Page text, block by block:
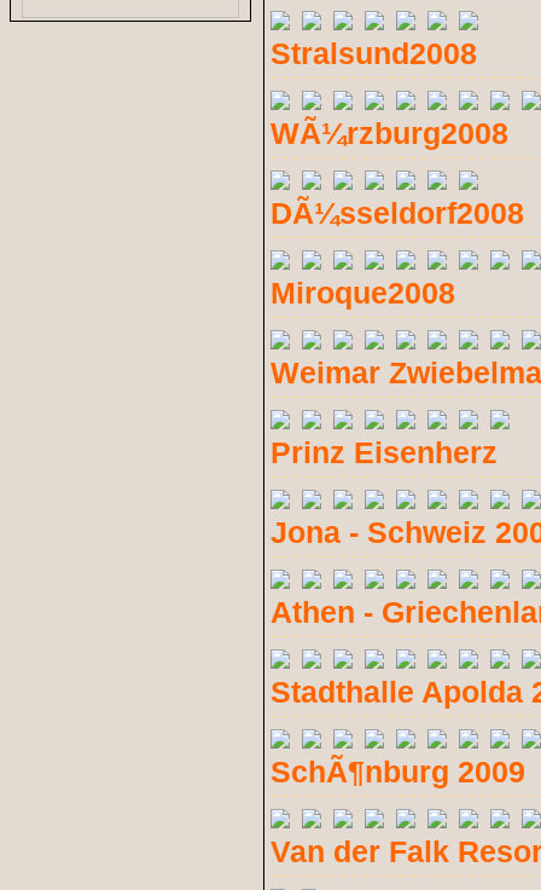
Stralsund2008
WÃ¼rzburg2008
DÃ¼sseldorf2008
Miroque2008
Weimar
Prinz Eisenherz
Jona - Schweiz
Athen -
Stadthalle Apolda
SchÃ¶nburg 2009
Van der Falk